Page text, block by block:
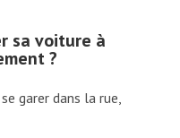
sa voiture à
?
garer dans la rue,